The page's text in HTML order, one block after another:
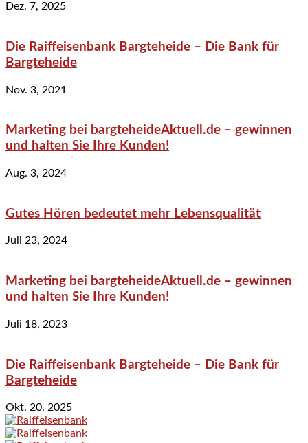
Dez. 7, 2025
Die Raiffeisenbank Bargteheide – Die Bank für
Bargteheide
Nov. 3, 2021
Marketing bei bargteheideAktuell.de – gewinnen
und halten Sie Ihre Kunden!
Aug. 3, 2024
Gutes Hören bedeutet mehr Lebensqualität
Juli 23, 2024
Marketing bei bargteheideAktuell.de – gewinnen
und halten Sie Ihre Kunden!
Juli 18, 2023
Die Raiffeisenbank Bargteheide – Die Bank für
Bargteheide
Okt. 20, 2025